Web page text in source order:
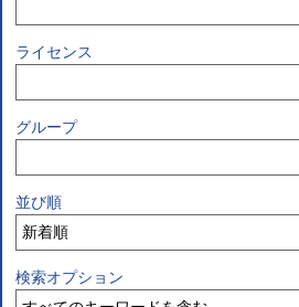
ライセンス
グループ
並び順
検索オプション